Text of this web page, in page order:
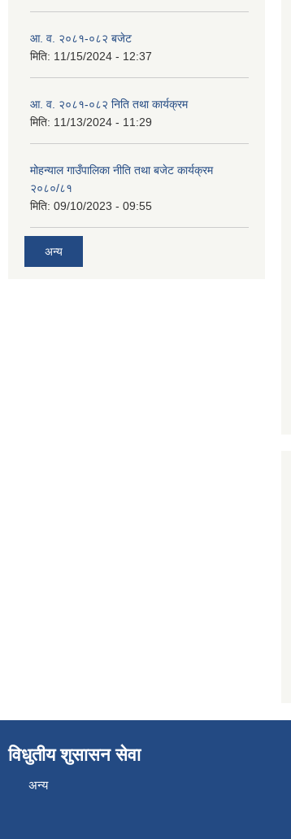
आ. व. २०८१-०८२ बजेट
मिति: 11/15/2024 - 12:37
आ. व. २०८१-०८२ निति तथा कार्यक्रम
मिति: 11/13/2024 - 11:29
मोहन्याल गाउँपालिका नीति तथा बजेट कार्यक्रम
२०८०/८१
मिति: 09/10/2023 - 09:55
अन्य
विधुतीय शुसासन सेवा
अन्य